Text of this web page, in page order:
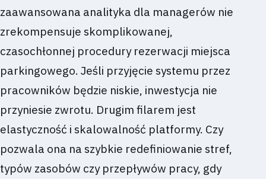
zaawansowana analityka dla managerów nie
zrekompensuje skomplikowanej,
czasochłonnej procedury rezerwacji miejsca
parkingowego. Jeśli przyjęcie systemu przez
pracowników będzie niskie, inwestycja nie
przyniesie zwrotu. Drugim filarem jest
elastyczność i skalowalność platformy. Czy
pozwala ona na szybkie redefiniowanie stref,
typów zasobów czy przepływów pracy, gdy